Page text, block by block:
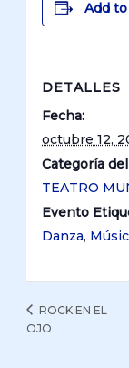
Add
DETALLES
Fecha:
octubre 12,
Categoría
TEATRO
Evento
Danza,
ROCK EN EL
OJO